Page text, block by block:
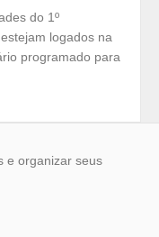
do 1º
logados na
programado para
e organizar seus